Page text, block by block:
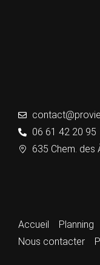
06 61 42 20 95
635 Chem. des
Accueil Planning
Nous contacter